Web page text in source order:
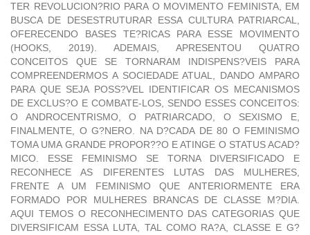
TER REVOLUCION?RIO PARA O MOVIMENTO FEMINISTA, EM
BUSCA DE DESESTRUTURAR ESSA CULTURA PATRIARCAL,
OFERECENDO BASES TE?RICAS PARA ESSE MOVIMENTO
(HOOKS, 2019). ADEMAIS, APRESENTOU QUATRO
CONCEITOS QUE SE TORNARAM INDISPENS?VEIS PARA
COMPREENDERMOS A SOCIEDADE ATUAL, DANDO AMPARO
PARA QUE SEJA POSS?VEL IDENTIFICAR OS MECANISMOS
DE EXCLUS?O E COMBATE-LOS, SENDO ESSES CONCEITOS:
O ANDROCENTRISMO, O PATRIARCADO, O SEXISMO E,
FINALMENTE, O G?NERO. NA D?CADA DE 80 O FEMINISMO
TOMA UMA GRANDE PROPOR??O E ATINGE O STATUS ACAD?
MICO. ESSE FEMINISMO SE TORNA DIVERSIFICADO E
RECONHECE AS DIFERENTES LUTAS DAS MULHERES,
FRENTE A UM FEMINISMO QUE ANTERIORMENTE ERA
FORMADO POR MULHERES BRANCAS DE CLASSE M?DIA.
AQUI TEMOS O RECONHECIMENTO DAS CATEGORIAS QUE
DIVERSIFICAM ESSA LUTA, TAL COMO RA?A, CLASSE E G?